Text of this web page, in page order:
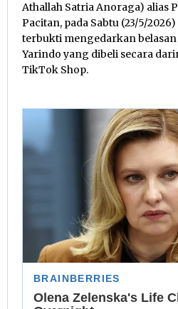
Athallah Satria Anoraga) alias
Pacitan, pada Sabtu (23/5/
terbukti mengedarkan
Yarindo yang dibeli secara
TikTok Shop.